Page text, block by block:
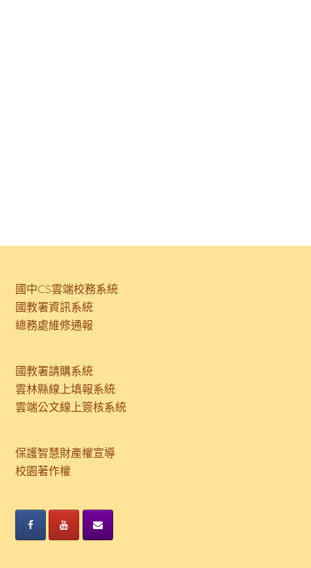
國中CS雲端校務系統
國教署資訊系統
總務處維修通報
國教署請購系統
雲林縣線上填報系統
雲端公文線上簽核系統
保護智慧財產權宣導
校園著作權